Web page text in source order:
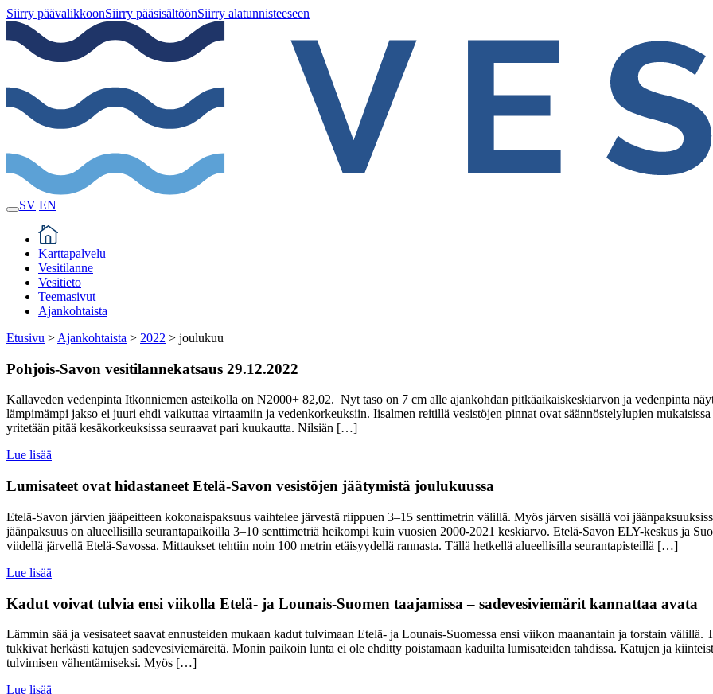
Siirry päävalikkoonSiirry pääsisältöönSiirry alatunnisteeseen
SV EN
Karttapalvelu
Vesitilanne
Vesitieto
Teemasivut
Ajankohtaista
Etusivu > Ajankohtaista > 2022 > joulukuu
Pohjois-Savon vesitilannekatsaus 29.12.2022
Kallaveden vedenpinta Itkonniemen asteikolla on N2000+ 82,02. Nyt taso on 7 cm alle ajankohdan pitkäaikaiskeskiarvon ja vedenpinta
lämpimämpi jakso ei juuri ehdi vaikuttaa virtaamiin ja vedenkorkeuksiin. Iisalmen reitillä vesistöjen pinnat ovat säännöstelylupien
yritetään pitää kesäkorkeuksissa seuraavat pari kuukautta. Nilsiän […]
Lue lisää
Lumisateet ovat hidastaneet Etelä-Savon vesistöjen jäätymistä joulukuussa
Etelä-Savon järvien jääpeitteen kokonaispaksuus vaihtelee järvestä riippuen 3–15 senttimetrin välillä. Myös järven sisällä voi
jäänpaksuus on alueellisilla seurantapaikoilla 3–10 senttimetriä heikompi kuin vuosien 2000-2021 keskiarvo. Etelä-Savon ELY-keskus ja
viidellä järvellä Etelä-Savossa. Mittaukset tehtiin noin 100 metrin etäisyydellä rannasta. Tällä hetkellä alueellisilla seurantapisteillä […]
Lue lisää
Kadut voivat tulvia ensi viikolla Etelä- ja Lounais-Suomen taajamissa – sadevesiviemärit kannattaa avata
Lämmin sää ja vesisateet saavat ennusteiden mukaan kadut tulvimaan Etelä- ja Lounais-Suomessa ensi viikon maanantain ja torstain
tukkivat herkästi katujen sadevesiviemäreitä. Monin paikoin lunta ei ole ehditty poistamaan kaduilta lumisateiden tahdissa. Katujen ja
tulvimisen vähentämiseksi. Myös […]
Lue lisää